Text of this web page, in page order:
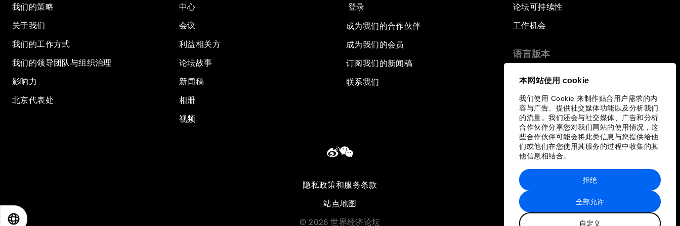
本网站使用 cookie
我们使用 Cookie 来制作贴合用户需求的内
容与广告、提供社交媒体功能以及分析我们
的流量。我们还会与社交媒体、广告和分析
合作伙伴分享您对我们网站的使用情况，这
些合作伙伴可能会将此类信息与您提供给他
们或他们在您使用其服务的过程中收集的其
他信息相结合。
全部允许
自定义
拒绝
我们的策略
关于我们
我们的工作方式
我们的领导团队与组织治理
影响力
北京代表处
中心
会议
利益相关方
论坛故事
新闻稿
相册
视频
登录
成为我们的合作伙伴
成为我们的会员
订阅我们的新闻稿
联系我们
论坛可持续性
工作机会
语言版本
隐私政策和服务条款
站点地图
© 2026 世界经济论坛